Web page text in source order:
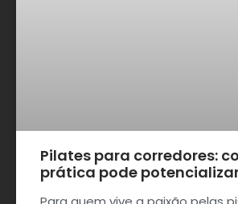
Pilates para corredores:
prática pode